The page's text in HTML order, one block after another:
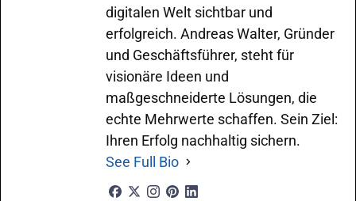
digitalen Welt sichtbar und
erfolgreich. Andreas Walter, Gründer
und Geschäftsführer, steht für
visionäre Ideen und
maßgeschneiderte Lösungen, die
echte Mehrwerte schaffen. Sein Ziel:
Ihren Erfolg nachhaltig sichern.
See Full Bio